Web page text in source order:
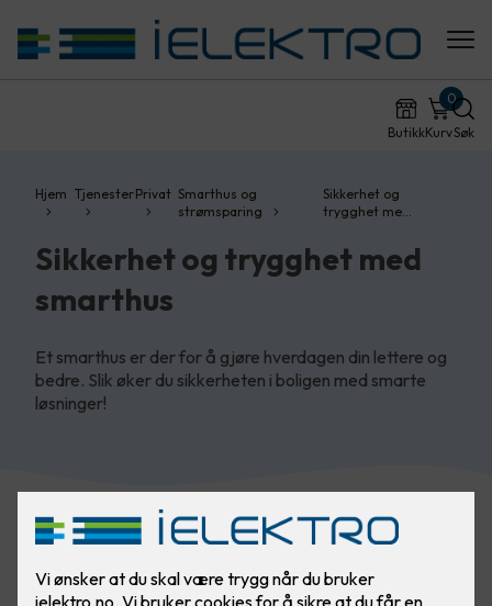
ButikkKurv
0
Søk
Hjem TjenesterPrivat Smarthus og
strømsparing
Sikkerhet og
trygghet me…
Sikkerhet og trygghet med
smarthus
Et smarthus er der for å gjøre hverdagen din lettere og
bedre. Slik øker du sikkerheten i boligen med smarte
løsninger!